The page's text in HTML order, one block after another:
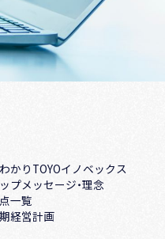
かりTOYOイノベックス
プメッセージ・理念
一覧
経営計画